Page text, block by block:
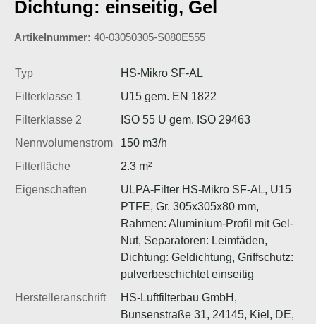
Dichtung: einseitig, Gel
Artikelnummer: 40-03050305-S080E555
Typ
HS-Mikro SF-AL
Filterklasse 1
U15 gem. EN 1822
Filterklasse 2
ISO 55 U gem. ISO 29463
Nennvolumenstrom
150 m3/h
Filterfläche
2.3 m²
Eigenschaften
ULPA-Filter HS-Mikro SF-AL, U15
PTFE, Gr. 305x305x80 mm,
Rahmen: Aluminium-Profil mit Gel-
Nut, Separatoren: Leimfäden,
Dichtung: Geldichtung, Griffschutz:
pulverbeschichtet einseitig
Herstelleranschrift
HS-Luftfilterbau GmbH,
Bunsenstraße 31, 24145, Kiel, DE,